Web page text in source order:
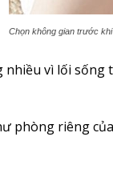
Chọn không gian trước
nhiều vì lối
phòng riêng